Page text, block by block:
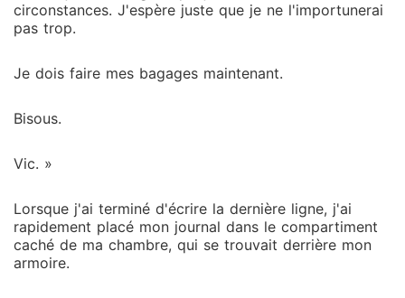
circonstances. J'espère juste que je ne l'importunerai
pas trop.
Je dois faire mes bagages maintenant.
Bisous.
Vic. »
Lorsque j'ai terminé d'écrire la dernière ligne, j'ai
rapidement placé mon journal dans le compartiment
caché de ma chambre, qui se trouvait derrière mon
armoire.